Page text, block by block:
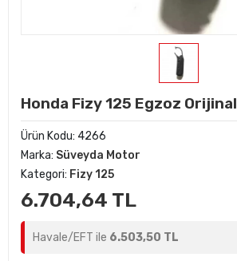
Honda Fizy 125 Egzoz Orijinal
Ürün Kodu: 4266
Marka: Süveyda Motor
Kategori: Fizy 125
6.704,64 TL
Havale/EFT ile 6.503,50 TL